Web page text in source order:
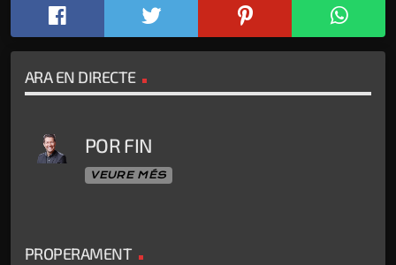
ARA EN DIRECTE
POR FIN
VEURE MÉS
PROPERAMENT